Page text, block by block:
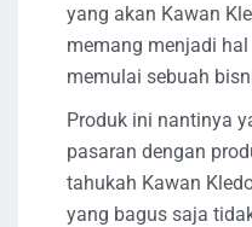
yang akan Kawan
memang menjadi
memulai sebuah
Produk ini nantinya
pasaran dengan
tahukah Kawan
yang bagus saja